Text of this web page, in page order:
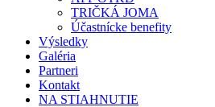
TRIČKÁ JOMA
Účastnícke benefity
Výsledky
Galéria
Partneri
Kontakt
NA STIAHNUTIE